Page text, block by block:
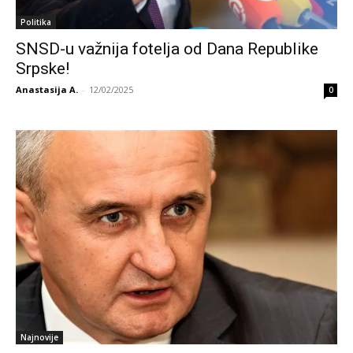
Politika
SNSD-u važnija fotelja od Dana Republike
Srpske!
Anastasija A. - 12/02/2025 0
Najnovije